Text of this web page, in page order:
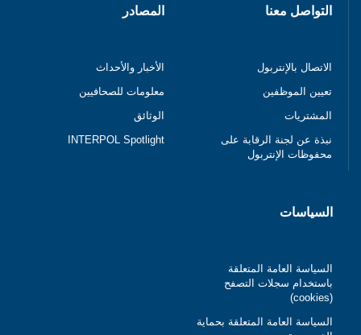
التواصل معنا
الاتصال بالإنتربول
تعيين الموظفين
المشتريات
نبذة عن لجنة الرقابة على
محفوظات الإنتربول
المصادر
الأخبار والأحداث
معلومات للصحافيين
الوثائق
INTERPOL Spotlight
السياسات
السياسة العامة المتعلقة
باستخدام سجلات التصفح
(cookies)
السياسة العامة المتعلقة بحماية